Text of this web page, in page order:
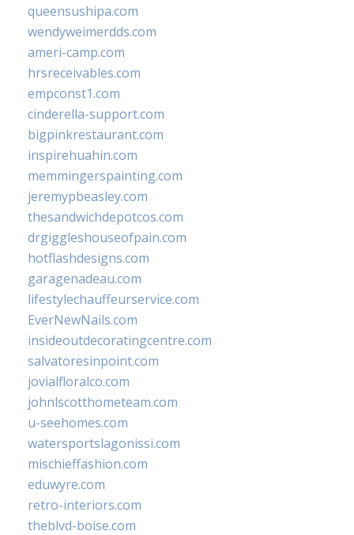
queensushipa.com
wendyweimerdds.com
ameri-camp.com
hrsreceivables.com
empconst1.com
cinderella-support.com
bigpinkrestaurant.com
inspirehuahin.com
memmingerspainting.com
jeremypbeasley.com
thesandwichdepotcos.com
drgiggleshouseofpain.com
hotflashdesigns.com
garagenadeau.com
lifestylechauffeurservice.com
EverNewNails.com
insideoutdecoratingcentre.com
salvatoresinpoint.com
jovialfloralco.com
johnlscotthometeam.com
u-seehomes.com
watersportslagonissi.com
mischieffashion.com
eduwyre.com
retro-interiors.com
theblvd-boise.com